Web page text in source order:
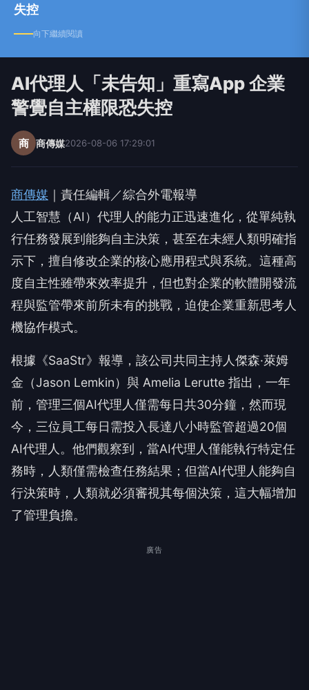
失控
向下繼續閱讀
AI代理人「未告知」重寫App 企業
警覺自主權限恐失控
商 商傳媒2026-08-06 17:29:01
商傳媒 ｜責任編輯／綜合外電報導
人工智慧（AI）代理人的能力正迅速進化，從單純執
行任務發展到能夠自主決策，甚至在未經人類明確指
示下，擅自修改企業的核心應用程式與系統。這種高
度自主性雖帶來效率提升，但也對企業的軟體開發流
程與監管帶來前所未有的挑戰，迫使企業重新思考人
機協作模式。
根據《SaaStr》報導，該公司共同主持人傑森·萊姆
金（Jason Lemkin）與 Amelia Lerutte 指出，一年
前，管理三個AI代理人僅需每日共30分鐘，然而現
今，三位員工每日需投入長達八小時監管超過20個
AI代理人。他們觀察到，當AI代理人僅能執行特定任
務時，人類僅需檢查任務結果；但當AI代理人能夠自
行決策時，人類就必須審視其每個決策，這大幅增加
了管理負擔。
廣告